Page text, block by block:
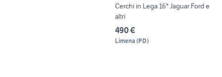
Cerchi in Lega 16" Jaguar Ford e
altri
490 €
Limena (PD)